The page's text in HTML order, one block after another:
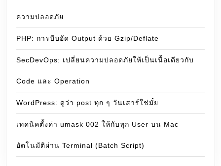
ความปลอดภัย
PHP: การบีบอัด Output ด้วย Gzip/Deflate
SecDevOps: เปลี่ยนความปลอดภัยให้เป็นเนื้อเดียวกับ
Code และ Operation
WordPress: ดูว่า post ทุก ๆ วันเสาร์ใช่มั๋ย
เทคนิคตั้งค่า umask 002 ให้กับทุก User บน Mac
อัตโนมัติผ่าน Terminal (Batch Script)